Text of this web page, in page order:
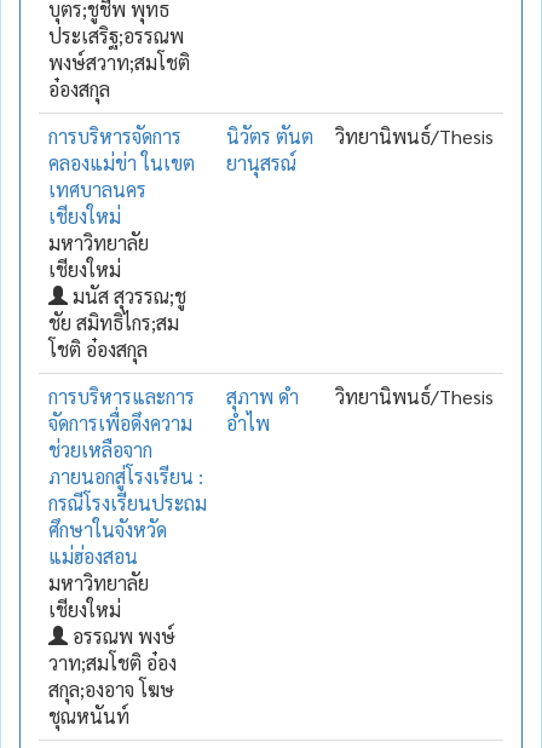
บุตร;ชูชีพ พุทธ
ประเสริฐ;อรรณพ
พงษ์สวาท;สมโชติ
อ๋องสกุล
การบริหารจัดการ
คลองแม่ข่า ในเขต
เทศบาลนคร
เชียงใหม่
มหาวิทยาลัย
เชียงใหม่
มนัส สุวรรณ;ชู
ชัย สมิทธิไกร;สม
โชติ อ๋องสกุล
นิวัตร ตันต
ยานุสรณ์
วิทยานิพนธ์/Thesis
การบริหารและการ
จัดการเพื่อดึงความ
ช่วยเหลือจาก
ภายนอกสู่โรงเรียน :
กรณีโรงเรียนประถม
ศึกษาในจังหวัด
แม่ฮ่องสอน
มหาวิทยาลัย
เชียงใหม่
อรรณพ พงษ์
วาท;สมโชติ อ๋อง
สกุล;องอาจ โฆษ
ชุณหนันท์
สุภาพ ดำ
อำไพ
วิทยานิพนธ์/Thesis